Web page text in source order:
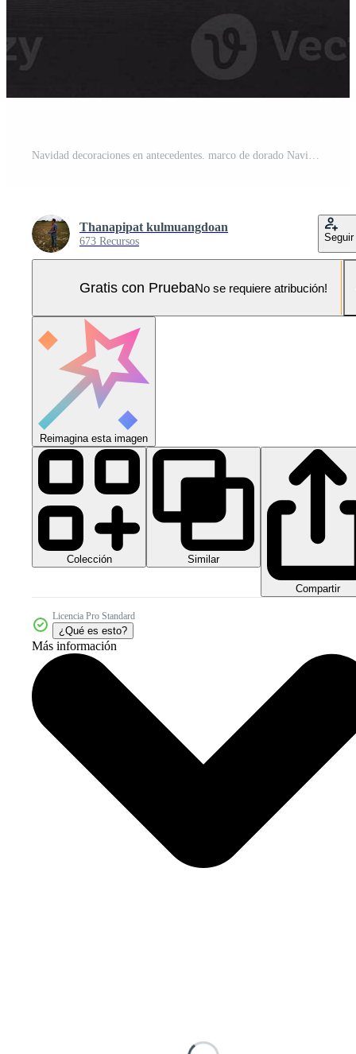
Navidad decoraciones en antecedentes. marco de dorado Navidad adornos, arriba vista, estrellas, ai generativo Foto Pro
Thanapipat kulmuangdoan
673 Recursos Seguir
Gratis con PruebaNo se requiere atribución!
Reimagina esta imagen
Colección Similar
Compartir
Licencia Pro Standard
¿Qué es esto?
Más información